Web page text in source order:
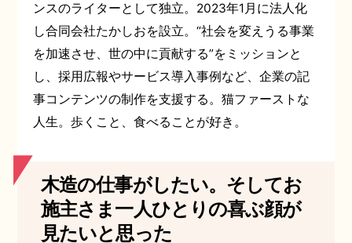
ンスのライターとして独立。2023年1月に法人化
し合同会社たかしおを設立。“社会を変えうる事業
を加速させ、世の中に貢献する”をミッションと
し、採用広報やサービス導入事例など、企業の記
事コンテンツの制作を支援する。猫ファーストな
人生。歩くこと、食べることが好き。
木造の仕事がしたい。そしてお
施主さま一人ひとりの喜ぶ顔が
見たいと思った